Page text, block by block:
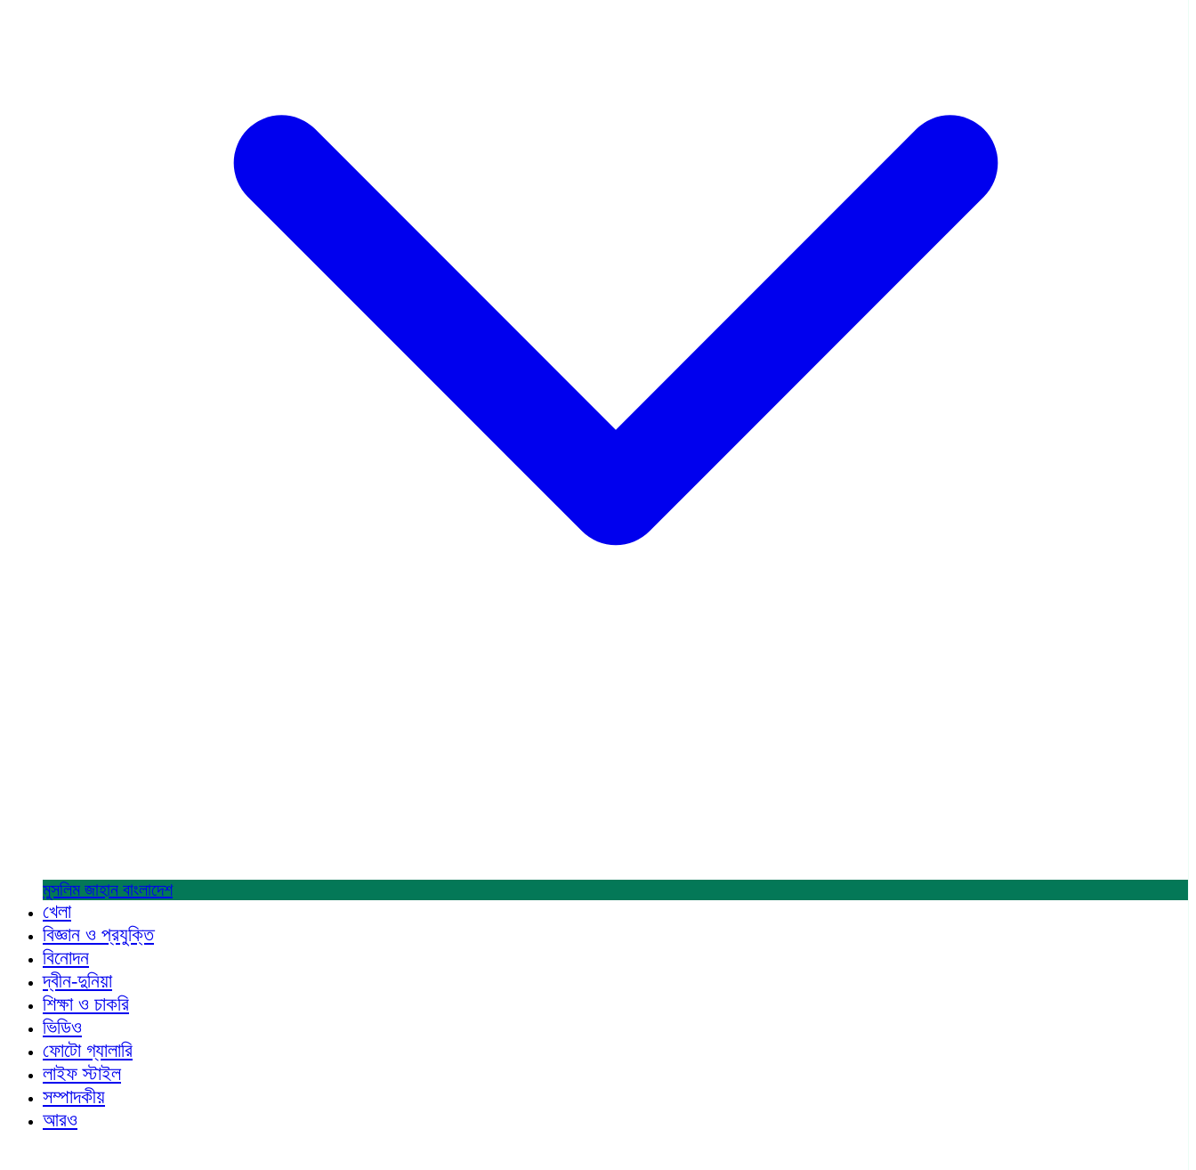
মুসলিম জাহান বাংলাদেশ
খেলা
বিজ্ঞান ও প্রযুক্তি
বিনোদন
দ্বীন-দুনিয়া
শিক্ষা ও চাকরি
ভিডিও
ফোটো গ্যালারি
লাইফ স্টাইল
সম্পাদকীয়
আরও